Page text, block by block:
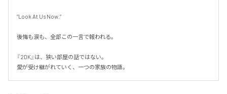
“Look At Us Now.”
後悔も涙も、全部この一言で報われる。
『2DK』は、狭い部屋の話ではない。
愛が受け継がれていく、一つの家族の物語。